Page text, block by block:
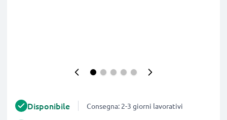
Disponibile Consegna: 2-3 giorni lavorativi